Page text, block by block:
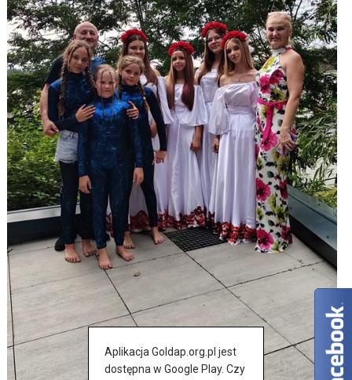
Aplikacja Goldap.org.pl jest
dostępna w Google Play. Czy